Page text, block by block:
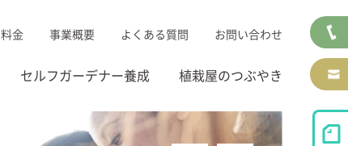
セルフガーデナー養成 植栽屋のつぶやき
料金 事業概要 よくある質問 お問い合わせ